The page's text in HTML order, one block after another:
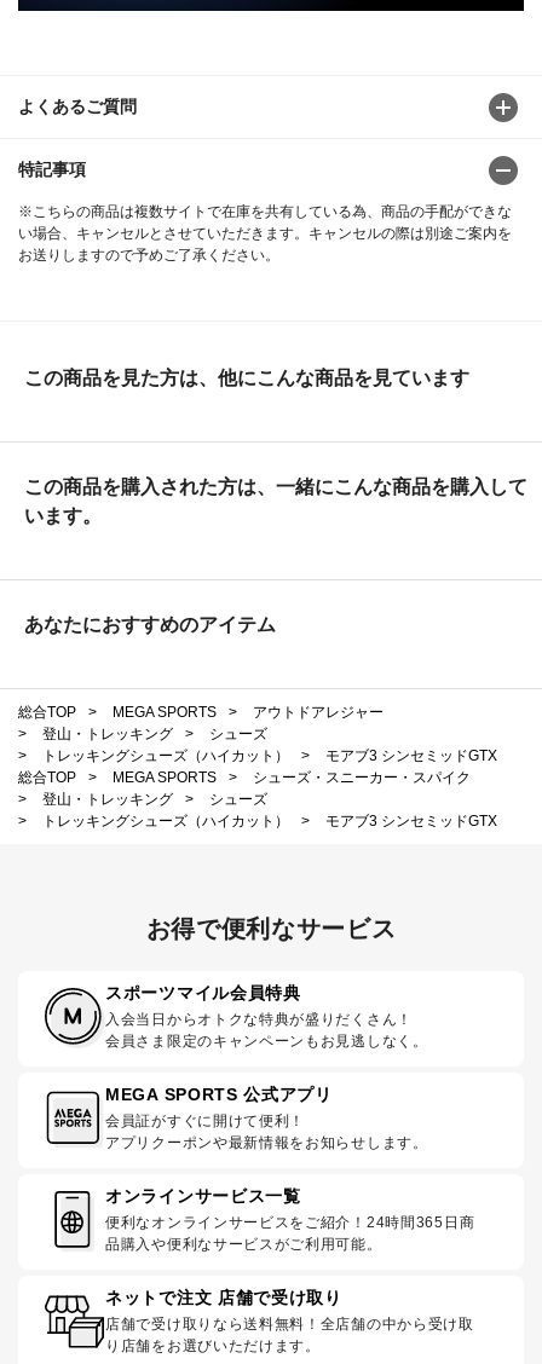
よくあるご質問
特記事項
※こちらの商品は複数サイトで在庫を共有している為、商品の手配ができな
い場合、キャンセルとさせていただきます。キャンセルの際は別途ご案内を
お送りしますので予めご了承ください。
この商品を見た方は、他にこんな商品を見ています
この商品を購入された方は、一緒にこんな商品を購入して
います。
あなたにおすすめのアイテム
総合TOP > MEGA SPORTS >
アウトドアレジャー
>
登山・トレッキング >
シューズ
>
トレッキングシューズ（ハイカット） >
モアブ3 シンセミッドGTX
総合TOP
> MEGA SPORTS >
シューズ・スニーカー・スパイク
>
登山・トレッキング >
シューズ
>
トレッキングシューズ（ハイカット） > モアブ3 シンセミッドGTX
お得で便利なサービス
スポーツマイル会員特典
入会当日からオトクな特典が盛りだくさん！
会員さま限定のキャンペーンもお見逃しなく。
MEGA SPORTS 公式アプリ
会員証がすぐに開けて便利！
アプリクーポンや最新情報をお知らせします。
オンラインサービス一覧
便利なオンラインサービスをご紹介！24時間365日商
品購入や便利なサービスがご利用可能。
ネットで注文 店舗で受け取り
店舗で受け取りなら送料無料！全店舗の中から受け取
り店舗をお選びいただけます。